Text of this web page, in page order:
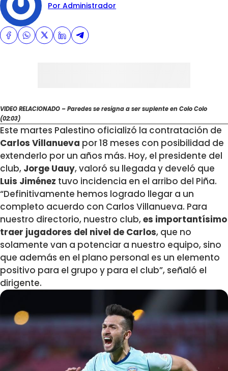
Por Administrador
VIDEO RELACIONADO – Paredes se resigna a ser suplente en Colo Colo
(02:03)
Este martes Palestino oficializó la contratación de
Carlos Villanueva por 18 meses con posibilidad de
extenderlo por un años más. Hoy, el presidente del
club, Jorge Uauy, valoró su llegada y develó que
Luis Jiménez tuvo incidencia en el arribo del Piña.
“Definitivamente hemos logrado llegar a un
completo acuerdo con Carlos Villanueva. Para
nuestro directorio, nuestro club,es importantísimo
traer jugadores del nivel de Carlos, que no
solamente van a potenciar a nuestro equipo, sino
que además en el plano personal es un elemento
positivo para el grupo y para el club”, señaló el
dirigente.